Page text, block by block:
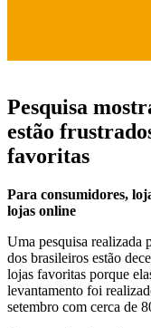
Pesquisa
estão
favoritas
Para consumidores,
lojas online
Uma pesquisa realizada
dos brasileiros estão
lojas favoritas porque
levantamento foi
setembro com cerca de